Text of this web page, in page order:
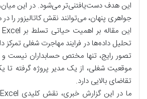
این هدف دست‌یافتنی‌تر می‌شود. در این میان،
جواهری پنهان، می‌توانند نقش کاتالیزور را
تحلیل داده‌ها در فرایند مهاجرت شغلی تمرکز
تصور رایج، تنها مختص حسابداران نیست و
موقعیت شغلی، از یک مدیر پروژه گرفته تا
تقاضای بالایی دارد.